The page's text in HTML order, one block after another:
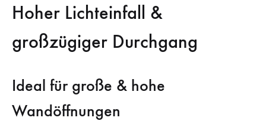
Hoher Lichteinfall &
großzügiger Durchgang
Ideal für große & hohe
Wandöffnungen